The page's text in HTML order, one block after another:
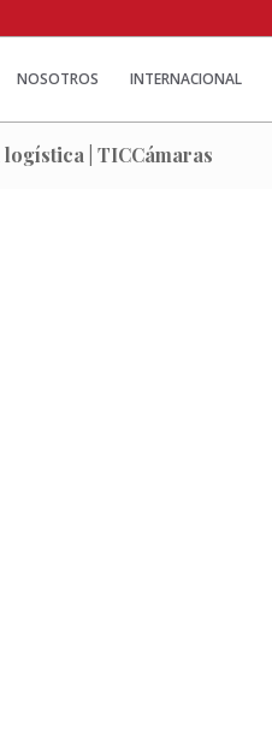
NOSOTROS INTERNACIONAL
| TICCámaras